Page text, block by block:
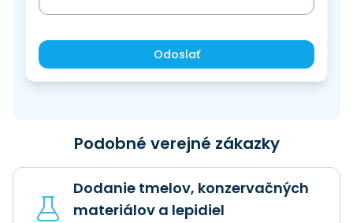
Odoslať
Podobné verejné zákazky
Dodanie tmelov, konzervačných
materiálov a lepidiel